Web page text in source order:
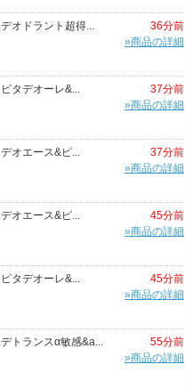
デオドラント超得...
36分前
»商品の詳細
ピタデオーレ&...
37分前
»商品の詳細
デオエース&ピ...
37分前
»商品の詳細
デオエース&ピ...
45分前
»商品の詳細
ピタデオーレ&...
45分前
»商品の詳細
デトランスα敏感&a...
55分前
»商品の詳細